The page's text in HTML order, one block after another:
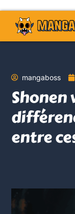
mangaboss
Shonen
entre